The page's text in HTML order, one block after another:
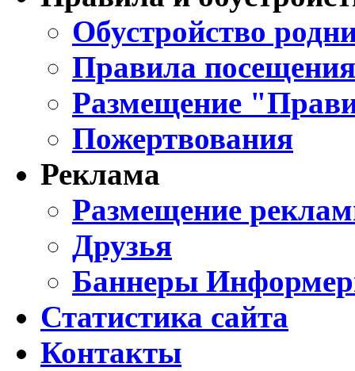
Обустройство
Правила
Размещение
Пожертвования
Реклама
Размещение
Друзья
Баннеры
Статистика сайта
Контакты